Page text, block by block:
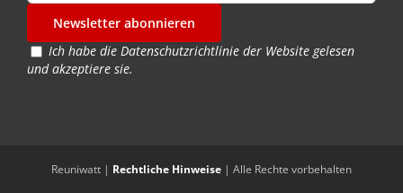
Ich habe die Datenschutzrichtlinie der Website gelesen
und akzeptiere sie.
Reuniwatt | Rechtliche Hinweise | Alle Rechte vorbehalten